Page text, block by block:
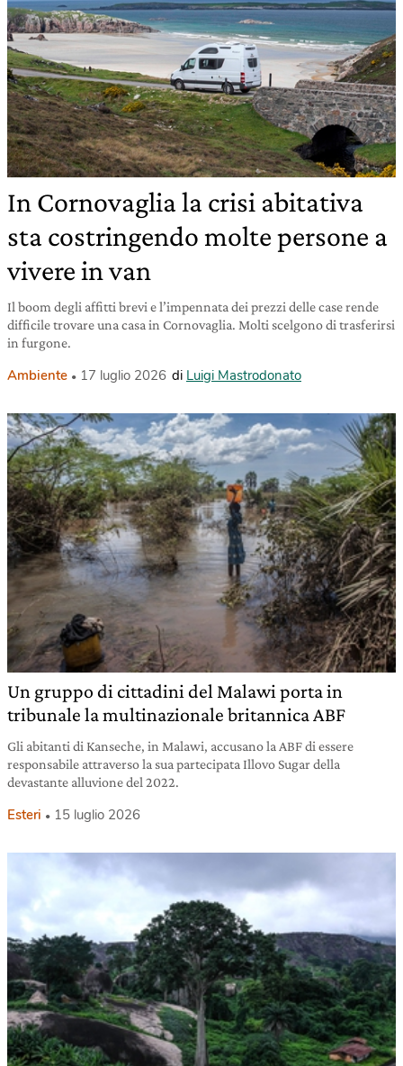
In Cornovaglia la crisi abitativa
sta costringendo molte persone a
vivere in van
Il boom degli affitti brevi e l’impennata dei prezzi delle case rende
difficile trovare una casa in Cornovaglia. Molti scelgono di trasferirsi
in furgone.
Ambiente 17 luglio 2026 di Luigi Mastrodonato
Un gruppo di cittadini del Malawi porta in
tribunale la multinazionale britannica ABF
Gli abitanti di Kanseche, in Malawi, accusano la ABF di essere
responsabile attraverso la sua partecipata Illovo Sugar della
devastante alluvione del 2022.
Esteri 15 luglio 2026